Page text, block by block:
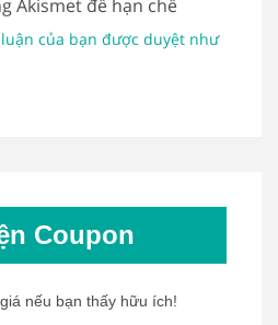
Akismet để hạn chế
của bạn được duyệt như
Coupon
nếu bạn thấy hữu ích!